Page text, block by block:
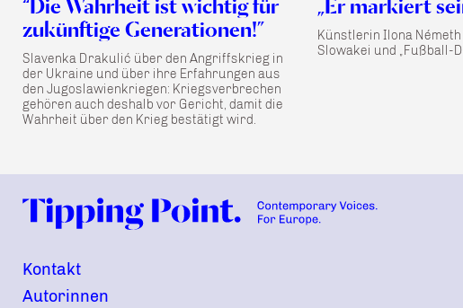
“Die Wahrheit ist wichtig für
zukünftige Generationen!”
Slavenka Drakulić über den Angriffskrieg in
der Ukraine und über ihre Erfahrungen aus
den Jugoslawienkriegen: Kriegsverbrechen
gehören auch deshalb vor Gericht, damit die
Wahrheit über den Krieg bestätigt wird.
„Er markiert
Künstlerin Ilona
Slowakei und „Fußball-
Kontakt
Autorinnen